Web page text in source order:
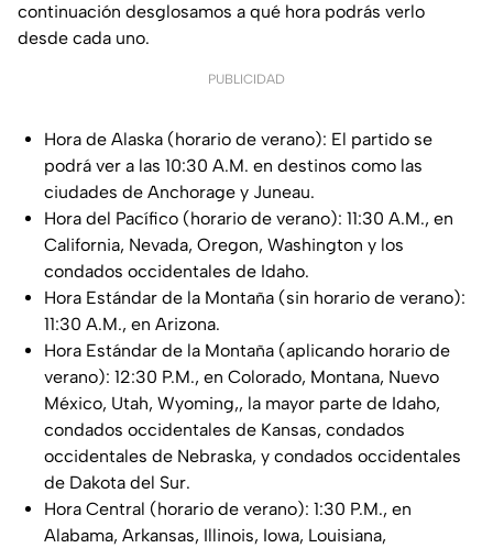
continuación desglosamos a qué hora podrás verlo
desde cada uno.
PUBLICIDAD
Hora de Alaska (horario de verano): El partido se
podrá ver a las 10:30 A.M. en destinos como las
ciudades de Anchorage y Juneau.
Hora del Pacífico (horario de verano): 11:30 A.M., en
California, Nevada, Oregon, Washington y los
condados occidentales de Idaho.
Hora Estándar de la Montaña (sin horario de verano):
11:30 A.M., en Arizona.
Hora Estándar de la Montaña (aplicando horario de
verano): 12:30 P.M., en Colorado, Montana, Nuevo
México, Utah, Wyoming,, la mayor parte de Idaho,
condados occidentales de Kansas, condados
occidentales de Nebraska, y condados occidentales
de Dakota del Sur.
Hora Central (horario de verano): 1:30 P.M., en
Alabama, Arkansas, Illinois, Iowa, Louisiana,